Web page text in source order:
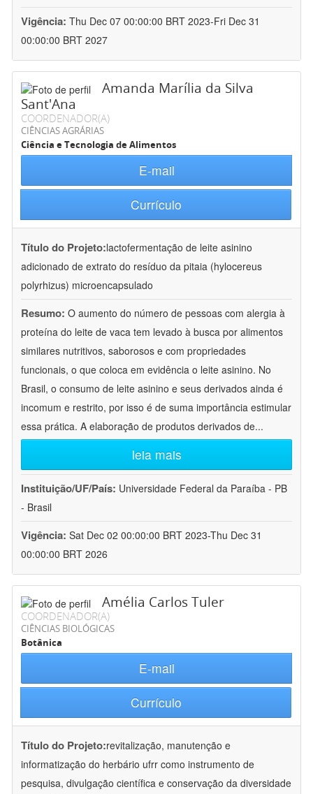
Vigência: Thu Dec 07 00:00:00 BRT 2023-Fri Dec 31
00:00:00 BRT 2027
Amanda Marília da Silva
Sant'Ana
COORDENADOR(A)
CIÊNCIAS AGRÁRIAS
Ciência e Tecnologia de Alimentos
E-mail
Currículo
Título do Projeto:lactofermentação de leite asinino
adicionado de extrato do resíduo da pitaia (hylocereus
polyrhizus) microencapsulado
Resumo: O aumento do número de pessoas com alergia à
proteína do leite de vaca tem levado à busca por alimentos
similares nutritivos, saborosos e com propriedades
funcionais, o que coloca em evidência o leite asinino. No
Brasil, o consumo de leite asinino e seus derivados ainda é
incomum e restrito, por isso é de suma importância estimular
essa prática. A elaboração de produtos derivados de...
leia mais
Instituição/UF/País: Universidade Federal da Paraíba - PB
- Brasil
Vigência: Sat Dec 02 00:00:00 BRT 2023-Thu Dec 31
00:00:00 BRT 2026
Amélia Carlos Tuler
COORDENADOR(A)
CIÊNCIAS BIOLÓGICAS
Botânica
E-mail
Currículo
Título do Projeto:revitalização, manutenção e
informatização do herbário ufrr como instrumento de
pesquisa, divulgação científica e conservação da diversidade